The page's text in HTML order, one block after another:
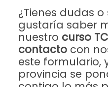
¿Tienes dudas
gustaría saber
nuestro curso
contacto con
este formulario,
provincia se